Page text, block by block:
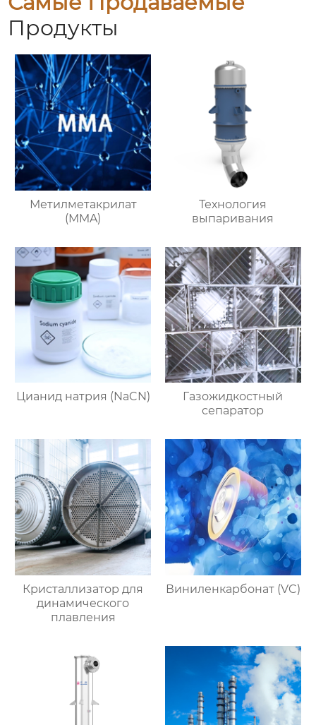
Продукты
Метилметакрилат
(MMA)
Технология
выпаривания
Цианид натрия (NaCN)
Газожидкостный
сепаратор
Кристаллизатор для
динамического
плавления
Виниленкарбонат (VC)